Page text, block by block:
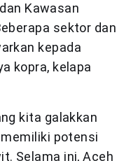
Kawasan
sektor dan
kepada
kopra, kelapa
kita galakkan
potensi
Selama ini, Aceh